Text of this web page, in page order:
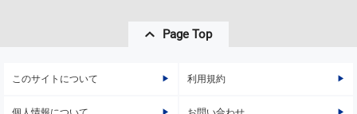
Page Top
このサイトについて 利用規約